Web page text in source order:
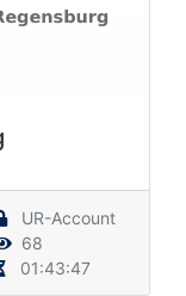
UR-Account
68
01:43:47